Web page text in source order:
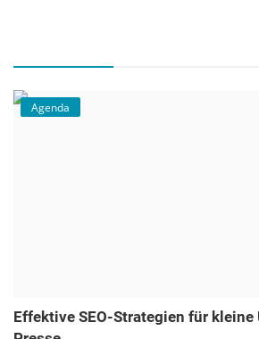
Agenda
Effektive SEO-Strategien für kleine